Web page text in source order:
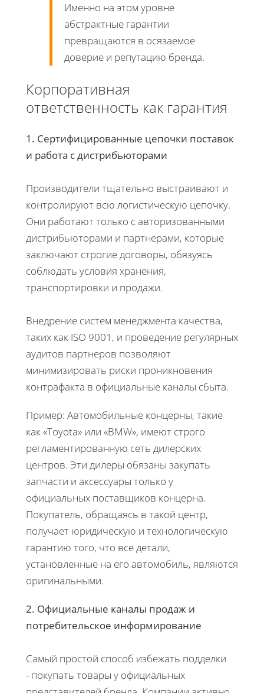
Именно на этом уровне
абстрактные гарантии
превращаются в осязаемое
доверие и репутацию бренда.
​​​​​​​Корпоративная
ответственность как гарантия
1. Сертифицированные цепочки поставок
и работа с дистрибьюторами
Производители тщательно выстраивают и
контролируют всю логистическую цепочку.
Они работают только с авторизованными
дистрибьюторами и партнерами, которые
заключают строгие договоры, обязуясь
соблюдать условия хранения,
транспортировки и продажи.
Внедрение систем менеджмента качества,
таких как ISO 9001, и проведение регулярных
аудитов партнеров позволяют
минимизировать риски проникновения
контрафакта в официальные каналы сбыта.
Пример: Автомобильные концерны, такие
как «Toyota» или «BMW», имеют строго
регламентированную сеть дилерских
центров. Эти дилеры обязаны закупать
запчасти и аксессуары только у
официальных поставщиков концерна.
Покупатель, обращаясь в такой центр,
получает юридическую и технологическую
гарантию того, что все детали,
установленные на его автомобиль, являются
оригинальными.
2. Официальные каналы продаж и
потребительское информирование
Самый простой способ избежать подделки
- покупать товары у официальных